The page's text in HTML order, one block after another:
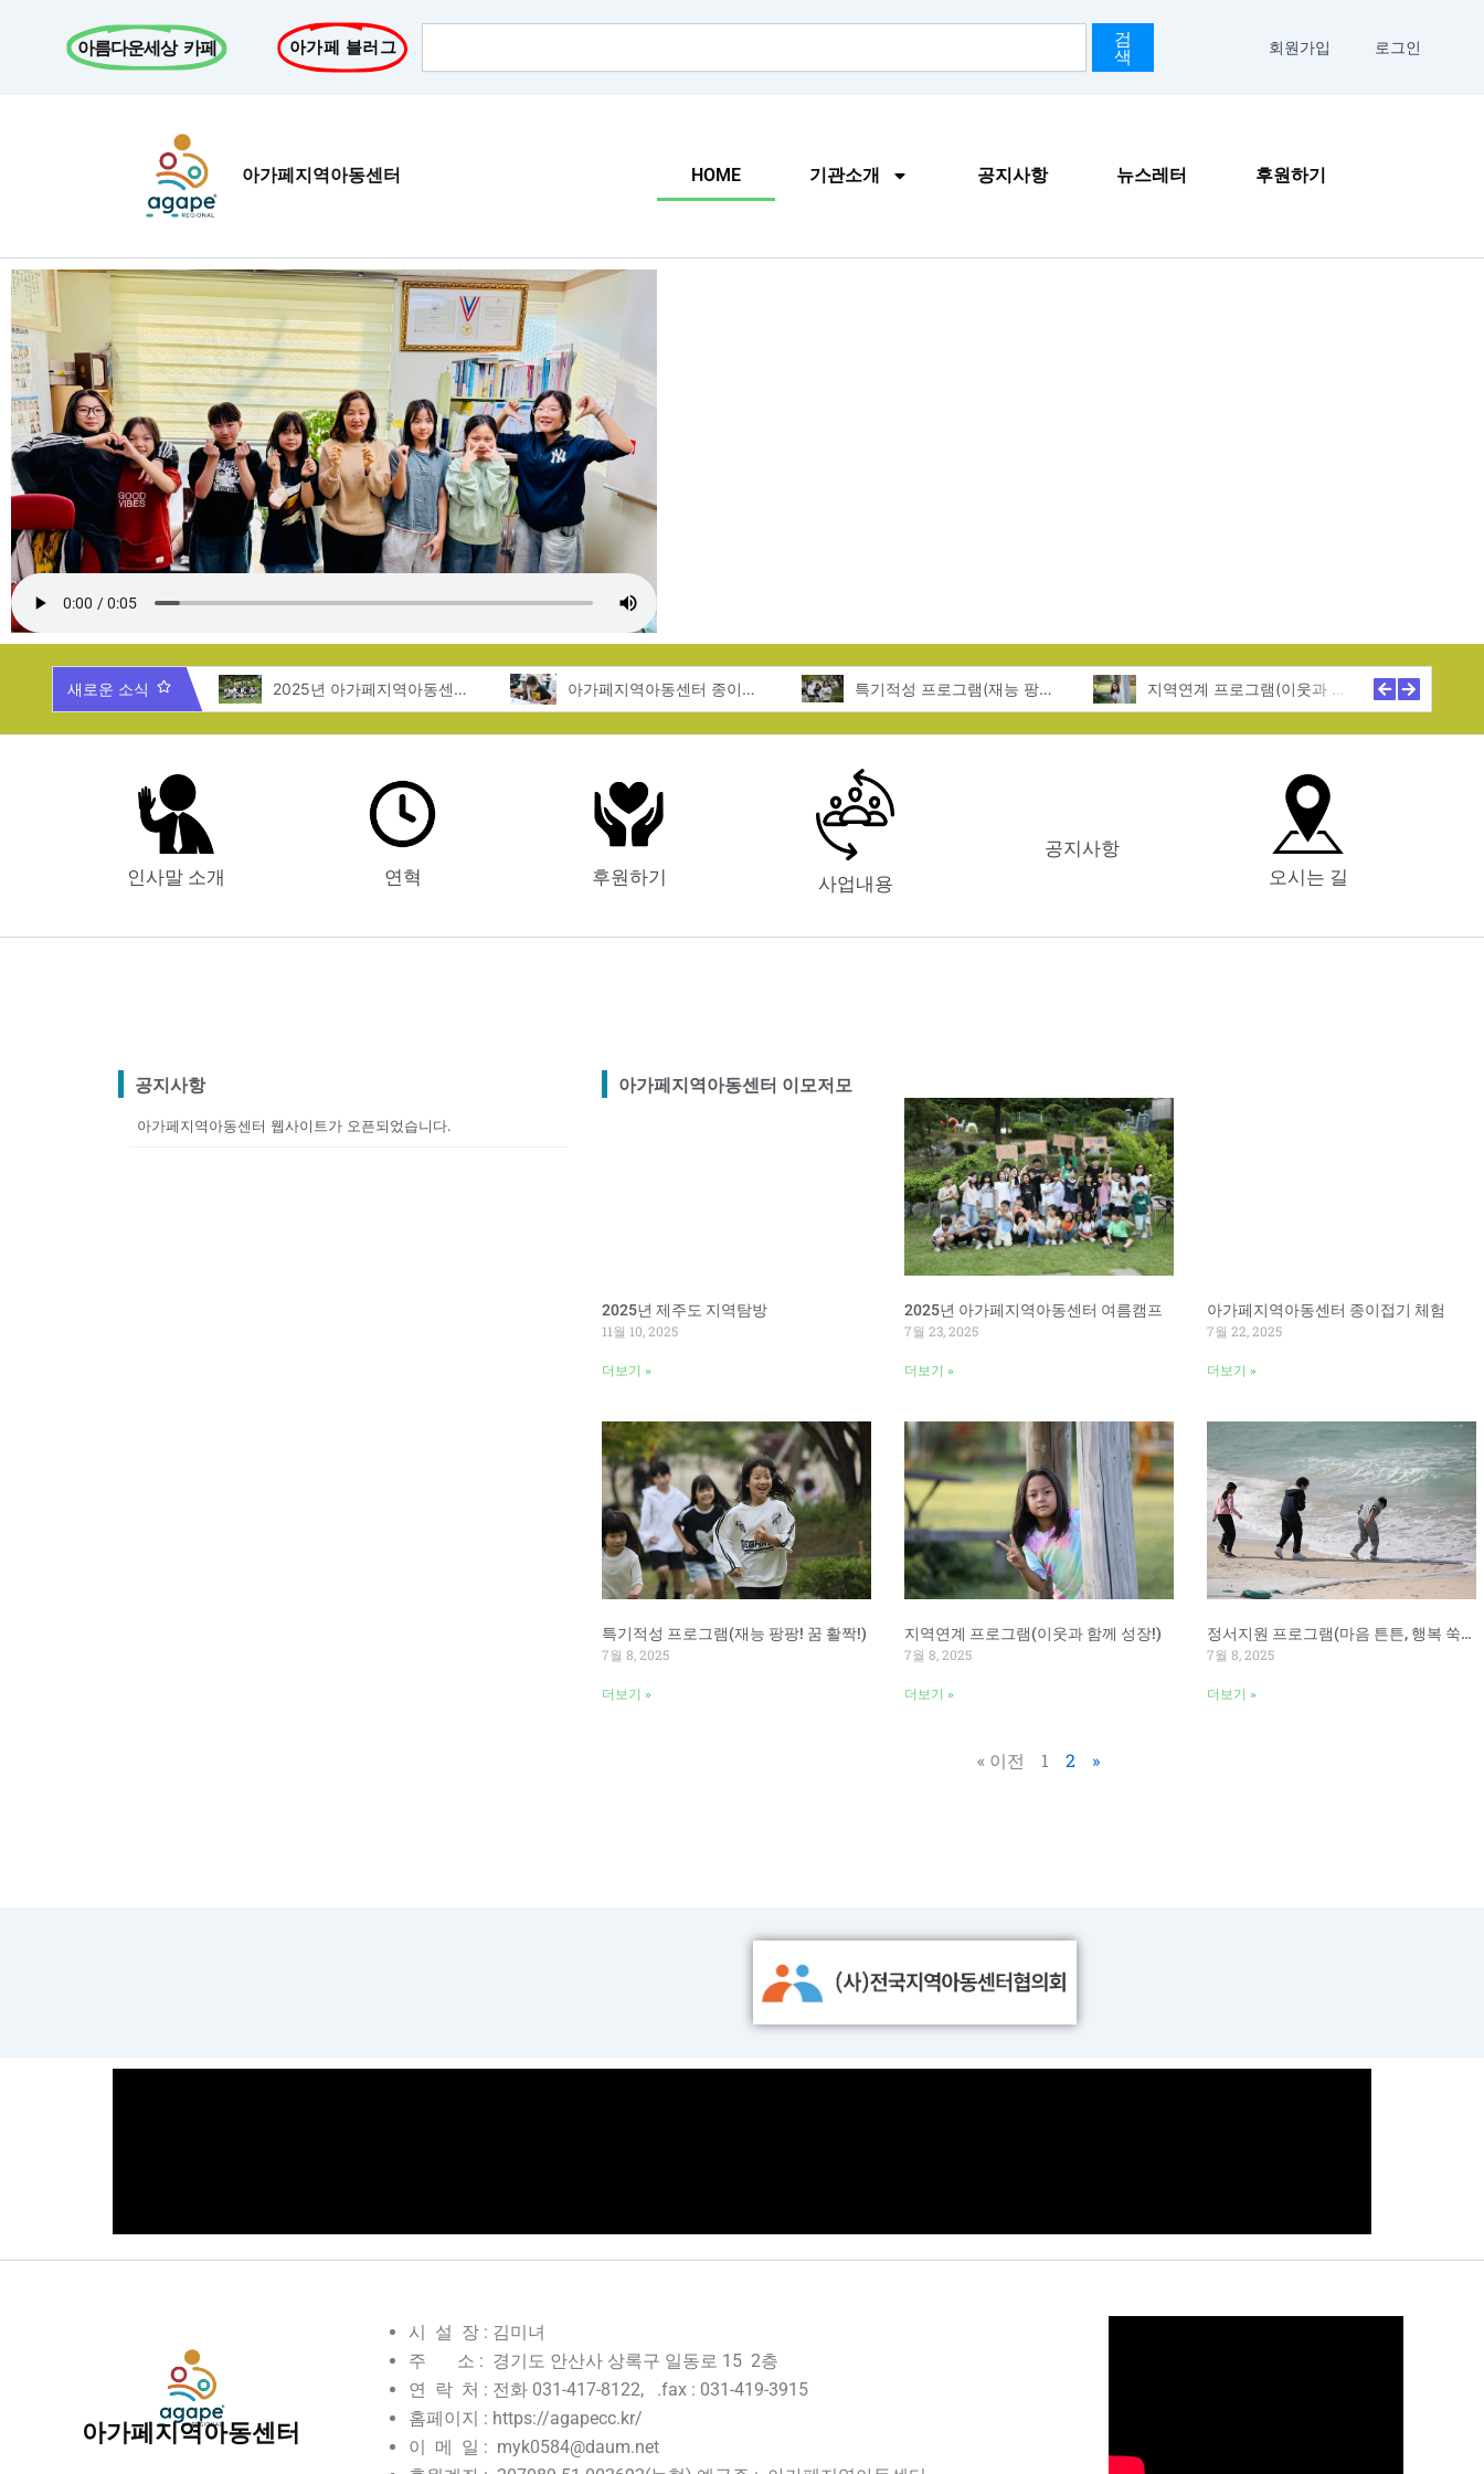
아가페 블러그
아름다운세상 카페
검
색
회원가입 로그인
아가페지역아동센터 HOME 기관소개 공지사항 뉴스레터 후원하기
새로운 소식
년 제주도 지역탐방 2025년 아가페지역아동센터 여름캠프 아가페지역아동센터 종이접기 체험 특기적성 프로그램(재능 팡팡! 꿈 활짝!) 지역연계 프로그램(이웃과 함께 성장!)
인사말 소개 연혁 후원하기 사업내용
공지사항
오시는 길
공지사항
아가페지역아동센터 웹사이트가 오픈되었습니다.
아가페지역아동센터 이모저모
2025년 제주도 지역탐방
11월 10, 2025
더보기 »
2025년 아가페지역아동센터 여름캠프
7월 23, 2025
더보기 »
아가페지역아동센터 종이접기 체험
7월 22, 2025
더보기 »
특기적성 프로그램(재능 팡팡! 꿈 활짝!)
7월 8, 2025
더보기 »
지역연계 프로그램(이웃과 함께 성장!)
7월 8, 2025
더보기 »
정서지원 프로그램(마음 튼튼, 행복 쑥쑥!)
7월 8, 2025
더보기 »
« 이전
Page
1
Page
2 »
아가페지역아동센터
시 설 장 : 김미녀
주 소 : 경기도 안산사 상록구 일동로 15 2층
연 락 처 : 전화 031-417-8122, .fax : 031-419-3915
홈페이지 : https://agapecc.kr/
이 메 일 : myk0584@daum.net